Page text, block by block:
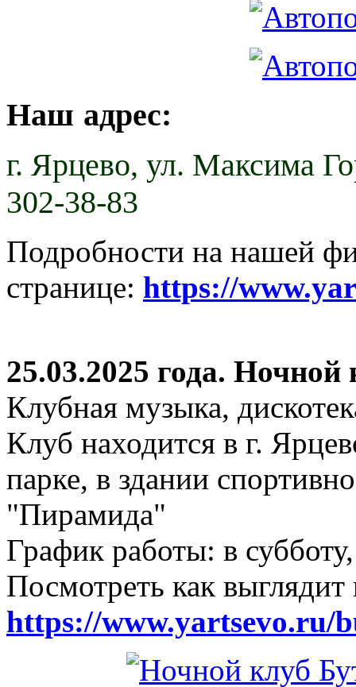
Наш адрес:
г. Ярцево, ул. Максима
302-38-83
Подробности на нашей
странице: https://
25.03.2025 года.
Клубная музыка,
Клуб находится в г.
парке, в здании
"Пирамида"
График работы: в
Посмотреть как
https://www.yartsevo.ru/